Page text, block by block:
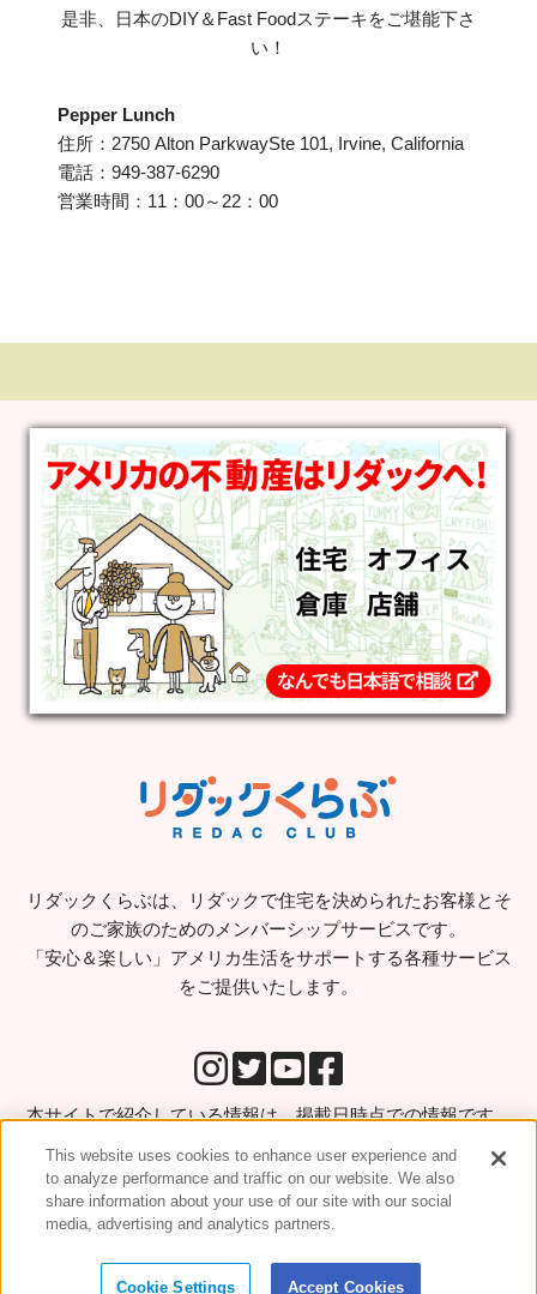
是非、日本のDIY＆Fast Foodステーキをご堪能下さ
い！
Pepper Lunch
住所：2750 Alton ParkwaySte 101, Irvine, California
電話：949-387-6290
営業時間：11：00～22：00
リダックくらぶは、リダックで住宅を決められたお客様とそ
のご家族のためのメンバーシップサービスです。
「安心＆楽しい」アメリカ生活をサポートする各種サービス
をご提供いたします。
本サイトで紹介している情報は、掲載日時点での情報です。
合わせをされることをお勧めします。
Copyright © Relo Redac, Inc. All rights reserved
This website uses cookies to enhance user experience and
to analyze performance and traffic on our website. We also
share information about your use of our site with our social
media, advertising and analytics partners.
Cookie Settings Accept Cookies